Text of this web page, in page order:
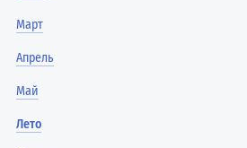
Март
Апрель
Май
Лето